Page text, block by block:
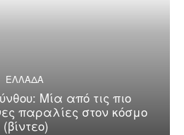
ΕΛΛΑΔΑ
Μία από τις πιο
παραλίες στον κόσμο
(βίντεο)